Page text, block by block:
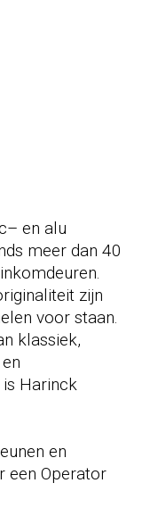
en alu
meer dan 40
zijn
voor staan.
klassiek,
Harinck
en
een Operator